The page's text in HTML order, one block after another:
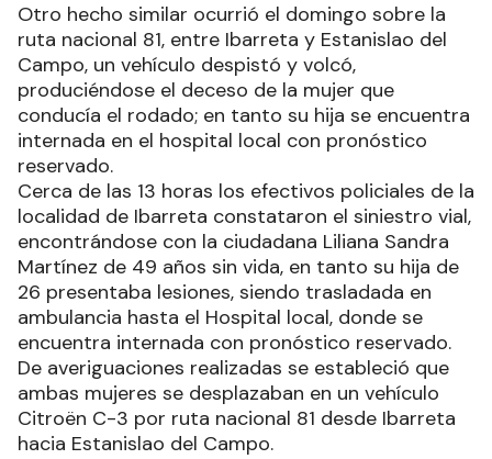
Otro hecho similar ocurrió el domingo sobre la
ruta nacional 81, entre Ibarreta y Estanislao del
Campo, un vehículo despistó y volcó,
produciéndose el deceso de la mujer que
conducía el rodado; en tanto su hija se encuentra
internada en el hospital local con pronóstico
reservado.
Cerca de las 13 horas los efectivos policiales de la
localidad de Ibarreta constataron el siniestro vial,
encontrándose con la ciudadana Liliana Sandra
Martínez de 49 años sin vida, en tanto su hija de
26 presentaba lesiones, siendo trasladada en
ambulancia hasta el Hospital local, donde se
encuentra internada con pronóstico reservado.
De averiguaciones realizadas se estableció que
ambas mujeres se desplazaban en un vehículo
Citroën C-3 por ruta nacional 81 desde Ibarreta
hacia Estanislao del Campo.